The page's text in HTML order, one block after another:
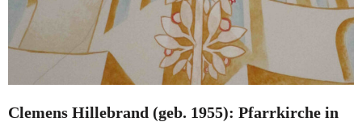
Clemens Hillebrand (geb. 1955): Pfarrkirche in